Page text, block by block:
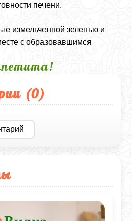
печени.
измельченной зеленью и
с образовавшимся
(0)